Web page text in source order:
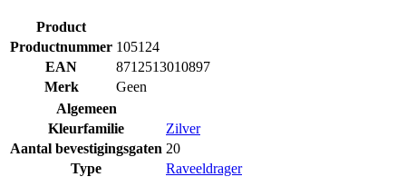
Product
Productnummer 105124
EAN
8712513010897
Merk
Geen
Algemeen
Kleurfamilie
Zilver
Aantal bevestigingsgaten 20
Type
Raveeldrager